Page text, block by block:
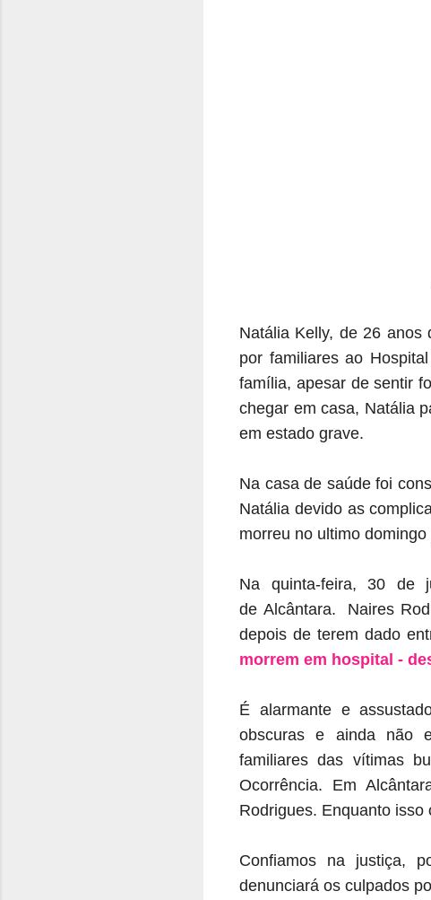
Natália Kelly, de 26 anos
por familiares ao
família, apesar de sentir
chegar em casa, Natália
em estado grave.
Na casa de saúde foi
Natália devido as
morreu no ultimo domingo
Na quinta-feira, 30 de
de Alcântara. Naires
depois de terem dado
morrem em hospital -
É alarmante e
obscuras e ainda não
familiares das vítimas
Ocorrência. Em
Rodrigues. Enquanto
Confiamos na justiça,
denunciará os culpados